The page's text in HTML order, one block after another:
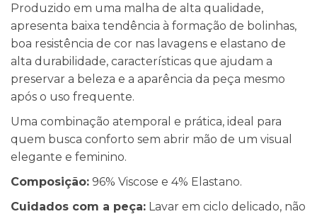
Produzido em uma malha de alta qualidade,
apresenta baixa tendência à formação de bolinhas,
boa resistência de cor nas lavagens e elastano de
alta durabilidade, características que ajudam a
preservar a beleza e a aparência da peça mesmo
após o uso frequente.
Uma combinação atemporal e prática, ideal para
quem busca conforto sem abrir mão de um visual
elegante e feminino.
Composição: 96% Viscose e 4% Elastano.
Cuidados com a peça: Lavar em ciclo delicado, não